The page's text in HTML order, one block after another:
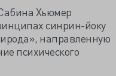
Хьюмер
синрин-йоку
направленную
психического